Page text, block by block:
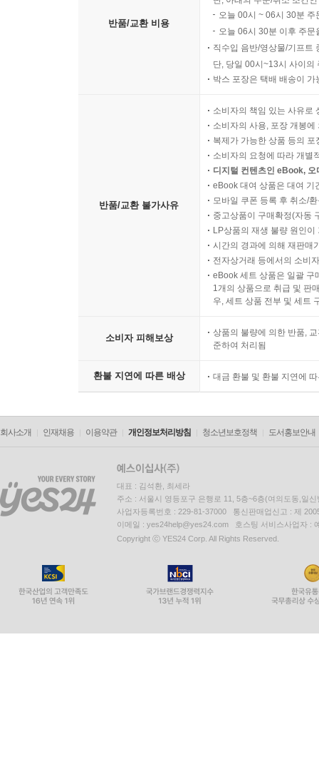
반품/교환 비용
오늘 00시 ~ 06시 30분
오늘 06시 30분 이후 주
직수입 음반/영상물/기프트
단, 당일 00시~13시 사이의
박스 포장은 택배 배송이
반품/교환 불가사유
소비자의 책임 있는 사유로
소비자의 사용, 포장 개봉
복제가 가능한 상품 등의
소비자의 요청에 따라 개별
디지털 컨텐츠인 eBook,
eBook 대여 상품은 대여 기
모바일 쿠폰 등록 후 취소/
중고상품이 구매확정(자동
LP상품의 재생 불량 원인
시간의 경과에 의해 재판매
전자상거래 등에서의 소비
eBook 세트 상품은 일괄 구
1개의 상품으로 취급 및 판
우, 세트 상품 전부 및 세트
소비자 피해보상
상품의 불량에 의한 반품,
준하여 처리됨
환불 지연에 따른 배상 대금 환불 및 환불 지연에
회사소개 인재채용 이용약관 개인정보처리방침 청소년보호정책 도서홍보안내
대표 : 김석환, 최세라
주소 : 서울시 영등포구 은행로 11, 5층~6층(여의도동,일신
사업자등록번호 : 229-81-37000 통신판매업신고 : 제
이메일 : yes24help@yes24.com 호스팅 서비스사업자 :
Copyright ⓒ YES24 Corp. All Rights Reserved.